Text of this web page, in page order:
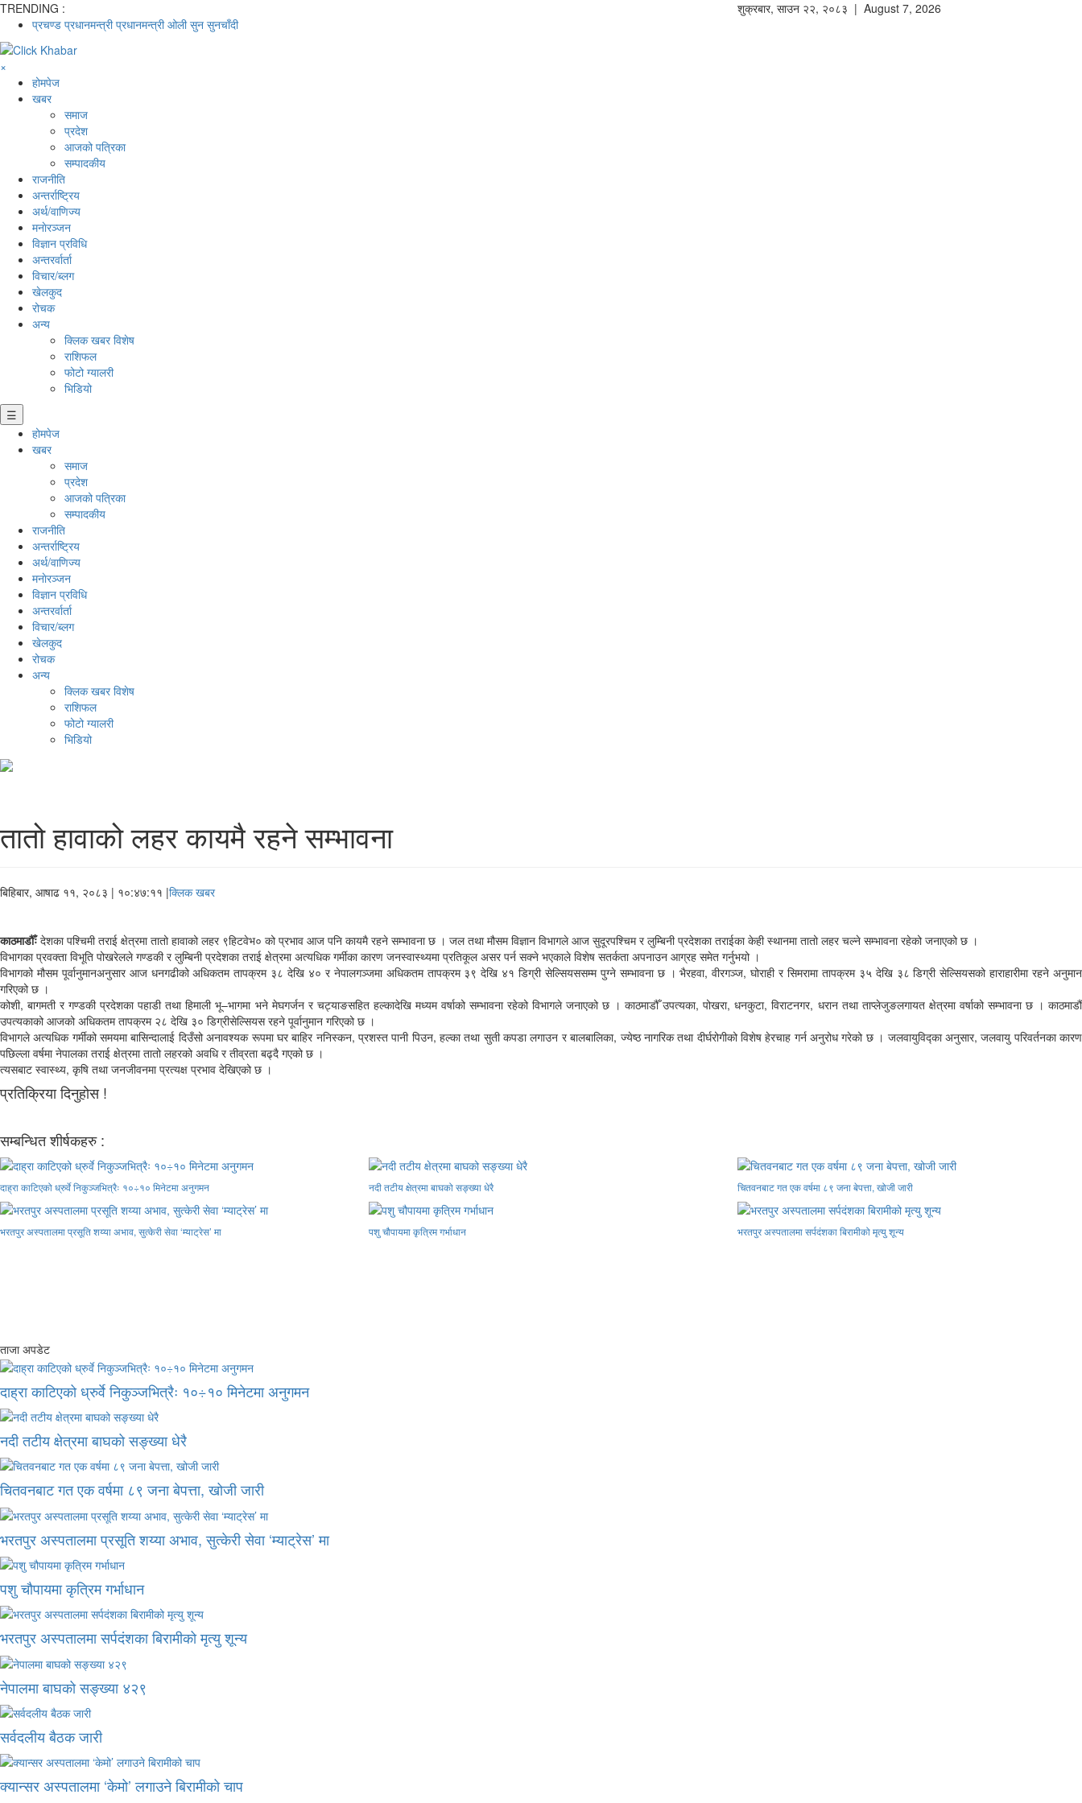
TRENDING :
प्रचण्ड प्रधानमन्त्री प्रधानमन्त्री ओली सुन सुनचाँदी
शुक्रबार, साउन २२, २०८३ | August 7, 2026
×
होमपेज
खबर
समाज
प्रदेश
आजको पत्रिका
सम्पादकीय
राजनीति
अन्तर्राष्ट्रिय
अर्थ/वाणिज्य
मनाेरञ्जन
विज्ञान प्रविधि
अन्तरर्वार्ता
विचार/ब्लग
खेलकुद
रोचक
अन्य
क्लिक खबर विशेष
राशिफल
फोटो ग्यालरी
भिडियो
☰
होमपेज
खबर
समाज
प्रदेश
आजको पत्रिका
सम्पादकीय
राजनीति
अन्तर्राष्ट्रिय
अर्थ/वाणिज्य
मनाेरञ्जन
विज्ञान प्रविधि
अन्तरर्वार्ता
विचार/ब्लग
खेलकुद
रोचक
अन्य
क्लिक खबर विशेष
राशिफल
फोटो ग्यालरी
भिडियो
तातो हावाको लहर कायमै रहने सम्भावना
बिहिबार, आषाढ ११, २०८३ | १०:४७:११ |क्लिक खबर
काठमाडौँःदेशका पश्चिमी तराई क्षेत्रमा तातो हावाको लहर ९हिटवेभ० को प्रभाव आज पनि कायमै रहने सम्भावना छ । जल तथा मौसम विज्ञान विभागले आज सुदूरपश्चिम र लुम्बिनी प्रदेशका तराईका केही स्थानमा तातो लहर चल्ने सम्भावना रहेको जनाएको छ ।
विभागका प्रवक्ता विभूति पोखरेलले गण्डकी र लुम्बिनी प्रदेशका तराई क्षेत्रमा अत्यधिक गर्मीका कारण जनस्वास्थ्यमा प्रतिकूल असर पर्न सक्ने भएकाले विशेष सतर्कता अपनाउन आग्रह समेत गर्नुभयो ।
विभागको मौसम पूर्वानुमानअनुसार आज धनगढीको अधिकतम तापक्रम ३८ देखि ४० र नेपालगञ्जमा अधिकतम तापक्रम ३९ देखि ४१ डिग्री सेल्सियससम्म पुग्ने सम्भावना छ । भैरहवा, वीरगञ्ज, घोराही र सिमरामा तापक्रम ३५ देखि ३८ डिग्री सेल्सियसको हाराहारीमा रहने अनुमान
गरिएको छ ।
कोशी, बागमती र गण्डकी प्रदेशका पहाडी तथा हिमाली भू–भागमा भने मेघगर्जन र चट्याङसहित हल्कादेखि मध्यम वर्षाको सम्भावना रहेको विभागले जनाएको छ । काठमाडौँ उपत्यका, पोखरा, धनकुटा, विराटनगर, धरान तथा ताप्लेजुङलगायत क्षेत्रमा वर्षाको सम्भावना छ । काठमाडौँ
उपत्यकाको आजको अधिकतम तापक्रम २८ देखि ३० डिग्रीसेल्सियस रहने पूर्वानुमान गरिएको छ ।
विभागले अत्यधिक गर्मीको समयमा बासिन्दालाई दिउँसो अनावश्यक रूपमा घर बाहिर ननिस्कन, प्रशस्त पानी पिउन, हल्का तथा सुती कपडा लगाउन र बालबालिका, ज्येष्ठ नागरिक तथा दीर्घरोगीको विशेष हेरचाह गर्न अनुरोध गरेको छ । जलवायुविद्का अनुसार, जलवायु परिवर्तनका कारण
पछिल्ला वर्षमा नेपालका तराई क्षेत्रमा तातो लहरको अवधि र तीव्रता बढ्दै गएको छ ।
त्यसबाट स्वास्थ्य, कृषि तथा जनजीवनमा प्रत्यक्ष प्रभाव देखिएको छ ।
प्रतिक्रिया दिनुहोस !
सम्बन्धित शीर्षकहरु :
दाह्रा काटिएको ध्रुर्वे निकुञ्जभित्रैः १०÷१० मिनेटमा अनुगमन नदी तटीय क्षेत्रमा बाघको सङ्ख्या धेरै चितवनबाट गत एक वर्षमा ८९ जना बेपत्ता, खोजी जारी
भरतपुर अस्पतालमा प्रसूति शय्या अभाव, सुत्केरी सेवा ‘म्याट्रेस’ मा पशु चौपायमा कृत्रिम गर्भाधान भरतपुर अस्पतालमा सर्पदंशका बिरामीको मृत्यु शून्य
ताजा अपडेट
दाह्रा काटिएको ध्रुर्वे निकुञ्जभित्रैः १०÷१० मिनेटमा अनुगमन
नदी तटीय क्षेत्रमा बाघको सङ्ख्या धेरै
चितवनबाट गत एक वर्षमा ८९ जना बेपत्ता, खोजी जारी
भरतपुर अस्पतालमा प्रसूति शय्या अभाव, सुत्केरी सेवा ‘म्याट्रेस’ मा
पशु चौपायमा कृत्रिम गर्भाधान
भरतपुर अस्पतालमा सर्पदंशका बिरामीको मृत्यु शून्य
नेपालमा बाघको सङ्ख्या ४२९
सर्वदलीय बैठक जारी
क्यान्सर अस्पतालमा ‘केमो’ लगाउने बिरामीको चाप